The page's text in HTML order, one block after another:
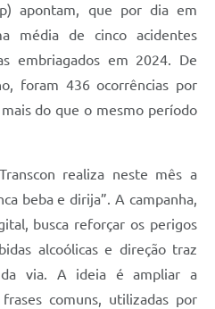
apontam, que por dia em
média de cinco acidentes
embriagados em 2024. De
foram 436 ocorrências por
do que o mesmo período
realiza neste mês a
beba e dirija”. A campanha,
busca reforçar os perigos
alcoólicas e direção traz
via. A ideia é ampliar a
comuns, utilizadas por